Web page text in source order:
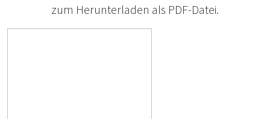
zum Herunterladen als PDF-Datei.